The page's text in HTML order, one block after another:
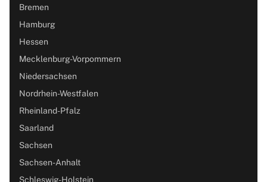
Bremen
Hamburg
Hessen
Mecklenburg-Vorpommern
Niedersachsen
Nordrhein-Westfalen
Rheinland-Pfalz
Saarland
Sachsen
Sachsen-Anhalt
Schleswig-Holstein